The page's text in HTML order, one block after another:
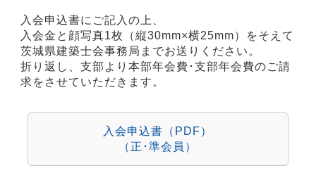
・賀詞交換会や納涼会、懇親会・ ゴルフ大会
年、会員100名からの参加があり盛大に開催）
・ ボウリング大会 （毎年、個人戦、団体戦（4名）
・スキー･ハイキング･バーベキュー、ボーリング
入会申込書にご記入の上、
入会金と顔写真1枚（縦30mm×横25mm）をそえて
茨城県建築士会事務局までお送りください。
折り返し、支部より本部年会費･支部年会費のご請
求をさせていただきます。
入会申込書（PDF）
（正･準会員）